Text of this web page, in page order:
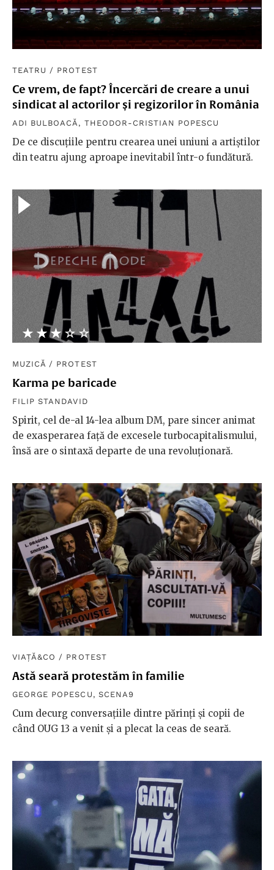
TEATRU / PROTEST
Ce vrem, de fapt? Încercări de creare a unui
sindicat al actorilor și regizorilor în România
ADI BULBOACĂ , THEODOR-CRISTIAN POPESCU
De ce discuțiile pentru crearea unei uniuni a artiștilor
din teatru ajung aproape inevitabil într-o fundătură.
★★★★★
☆☆☆☆☆
MUZICĂ / PROTEST
Karma pe baricade
FILIP STANDAVID
Spirit, cel de-al 14-lea album DM, pare sincer animat
de exasperarea față de excesele turbocapitalismului,
însă are o sintaxă departe de una revoluționară.
VIAȚĂ&CO / PROTEST
Astă seară protestăm în familie
GEORGE POPESCU , SCENA9
Cum decurg conversațiile dintre părinți și copii de
când OUG 13 a venit și a plecat la ceas de seară.